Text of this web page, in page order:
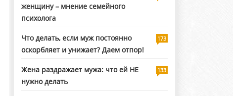
женщину – мнение семейного
психолога
Что делать, если муж постоянно
оскорбляет и унижает? Даем отпор!
173
Жена раздражает мужа: что ей НЕ
нужно делать
133